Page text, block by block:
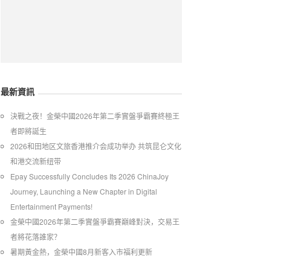
最新資訊
​決戰之夜！金榮中國2026年第二季實盤爭霸賽終極王
者即將誕生
2026和田地区文旅香港推介会成功举办 共筑昆仑文化
和港交流新纽带
Epay Successfully Concludes Its 2026 ChinaJoy
Journey, Launching a New Chapter in Digital
Entertainment Payments!
金榮中國2026年第二季實盤爭霸賽巔峰對決，交易王
者將花落誰家？
暑期黃金熱，金榮中國8月新客入市福利更新